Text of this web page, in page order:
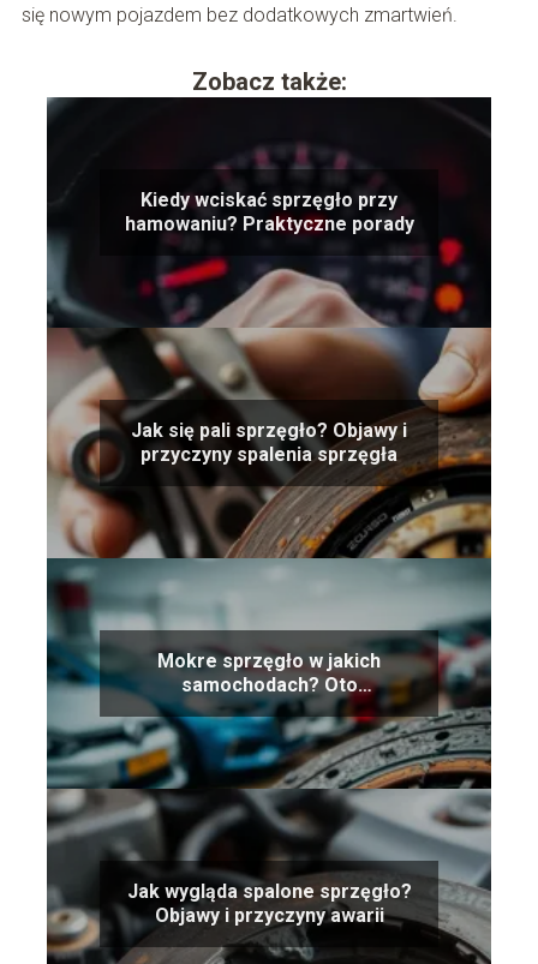
się nowym pojazdem bez dodatkowych zmartwień.
Zobacz także:
Kiedy wciskać sprzęgło przy
hamowaniu? Praktyczne porady
Jak się pali sprzęgło? Objawy i
przyczyny spalenia sprzęgła
Mokre sprzęgło w jakich
samochodach? Oto
najpopularniejsze modele
Jak wygląda spalone sprzęgło?
Objawy i przyczyny awarii